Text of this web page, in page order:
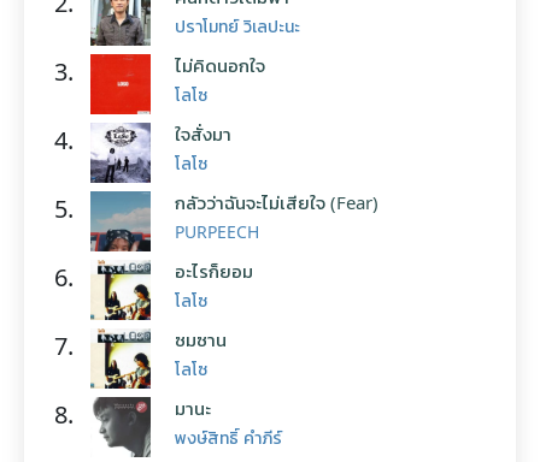
ปราโมทย์ วิเลปะนะ
3. ไม่คิดนอกใจ
โลโซ
4. ใจสั่งมา
โลโซ
5. กลัวว่าฉันจะไม่เสียใจ (Fear)
PURPEECH
6. อะไรก็ยอม
โลโซ
7. ซมซาน
โลโซ
8. มานะ
พงษ์สิทธิ์ คำภีร์